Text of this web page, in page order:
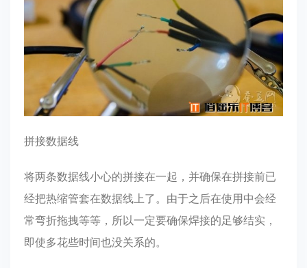
拼接数据线
将两条数据线小心的拼接在一起，并确保在拼接前已
经把热缩管套在数据线上了。由于之后在使用中会经
常弯折拖拽等等，所以一定要确保焊接的足够结实，
即使多花些时间也没关系的。